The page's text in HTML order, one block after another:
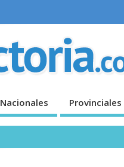
Nacionales Provinciales